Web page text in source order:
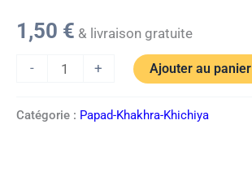
1,50 € & livraison gratuite
- + Ajouter au panier
Catégorie : Papad-Khakhra-Khichiya